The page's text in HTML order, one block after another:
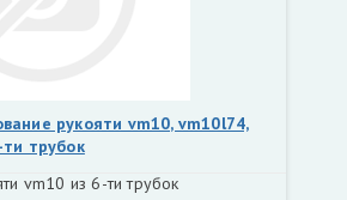
рукояти vm10, vm10l74,
трубок
vm10 из 6-ти трубок